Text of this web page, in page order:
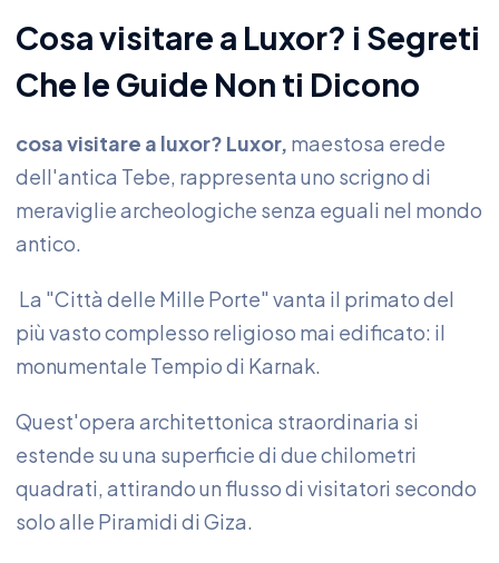
Cosa visitare a Luxor? i Segreti
Che le Guide Non ti Dicono
cosa visitare a luxor? Luxor, maestosa erede
dell'antica Tebe, rappresenta uno scrigno di
meraviglie archeologiche senza eguali nel mondo
antico.
La "Città delle Mille Porte" vanta il primato del
più vasto complesso religioso mai edificato: il
monumentale Tempio di Karnak.
Quest'opera architettonica straordinaria si
estende su una superficie di due chilometri
quadrati, attirando un flusso di visitatori secondo
solo alle Piramidi di Giza.